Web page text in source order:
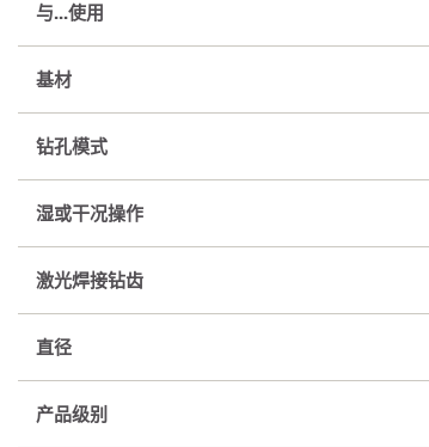
与...使用
基材
钻孔模式
湿或干况操作
激光焊接钻齿
直径
产品级别